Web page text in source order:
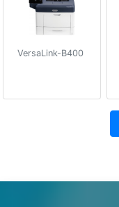
VersaLink-B400